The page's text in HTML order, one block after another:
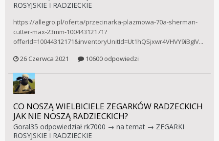
ROSYJSKIE I RADZIECKIE
https://allegro.pl/oferta/przecinarka-plazmowa-70a-sherman-
cutter-max-23mm-10044312171?
offerId=10044312171&inventoryUnitId=Ut1hQSjxwr4VHVY9iBgIV...
26 Czerwca 2021
10600 odpowiedzi
CO NOSZĄ WIELBICIELE ZEGARKÓW RADZECKICH
JAK NIE NOSZĄ RADZIECKICH?
Goral35 odpowiedział rk7000 → na temat → ZEGARKI
ROSYJSKIE I RADZIECKIE